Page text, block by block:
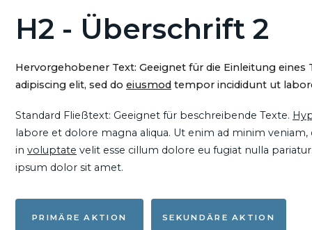
H2 - Überschrift 2
Hervorgehobener Text: Geeignet für die Einleitung
adipiscing elit, sed do eiusmod tempor incididunt ut
Standard Fließtext: Geeignet für beschreibende Texte.
labore et dolore magna aliqua. Ut enim ad minim
in voluptate velit esse cillum dolore eu fugiat nulla
ipsum dolor sit amet.
PRIMÄRE AKTION SEKUNDÄRE AKTION